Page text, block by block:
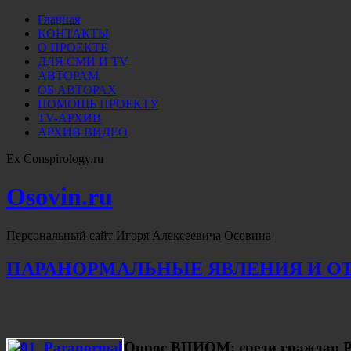
Главная
КОНТАКТЫ
О ПРОЕКТЕ
ДЛЯ СМИ И TV
АВТОРАМ
ОБ АВТОРАХ
ПОМОЩЬ ПРОЕКТУ
TV-АРХИВ
АРХИВ ВИДЕО
Ex Conspirology.ru
Osovin.ru
Персональный сайт Игоря Алексеевича Осовина
ПАРАНОРМАЛЬНЫЕ ЯВЛЕНИЯ И